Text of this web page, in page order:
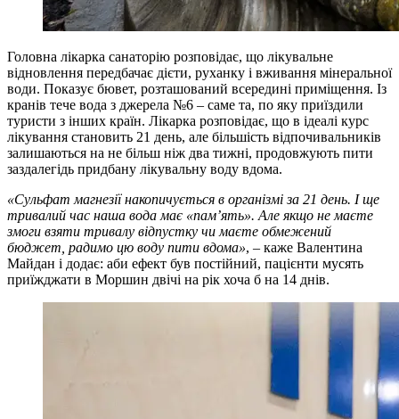
Головна лікарка санаторію розповідає, що лікувальне
відновлення передбачає дієти, руханку і вживання мінеральної
води. Показує бювет, розташований всередині приміщення. Із
кранів тече вода з джерела №6 – саме та, по яку приїздили
туристи з інших країн. Лікарка розповідає, що в ідеалі курс
лікування становить 21 день, але більшість відпочивальників
залишаються на не більш ніж два тижні, продовжують пити
заздалегідь придбану лікувальну воду вдома.
«Сульфат магнезії накопичується в організмі за 21 день. І ще
тривалий час наша вода має «пам’ять». Але якщо не маєте
змоги взяти тривалу відпустку чи маєте обмежений
бюджет, радимо цю воду пити вдома», – каже Валентина
Майдан і додає: аби ефект був постійний, пацієнти мусять
приїжджати в Моршин двічі на рік хоча б на 14 днів.